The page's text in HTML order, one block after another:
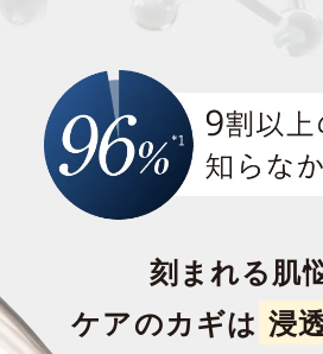
刻まれる肌
ケアのカギは 浸